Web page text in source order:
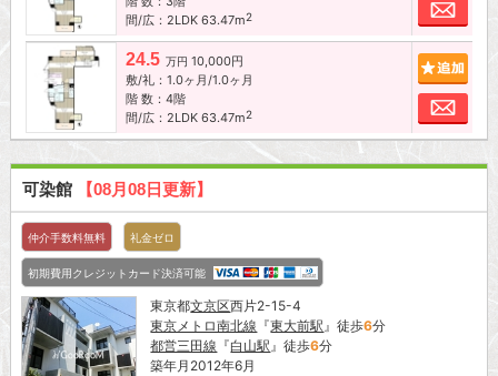
間/広：2LDK 63.47m2
24.5 万円 10,000円
敷/礼：1.0ヶ月/1.0ヶ月
階 数：4階
間/広：2LDK 63.47m2
お
可染館 【08月08日更新】
仲介手数料無料 礼金ゼロ
初期費用クレジットカード決済可能
東京都文京区西片2-15-4
東京メトロ南北線 『東大前駅』徒歩6分
都営三田線 『白山駅』徒歩6分
築年月2012年6月